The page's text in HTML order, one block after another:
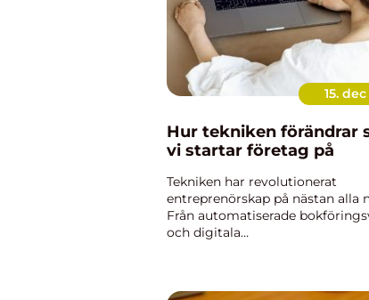
15. dec
Hur tekniken förändrar
vi startar företag på
Tekniken har revolutionerat
entreprenörskap på nästan alla
Från automatiserade
och digitala